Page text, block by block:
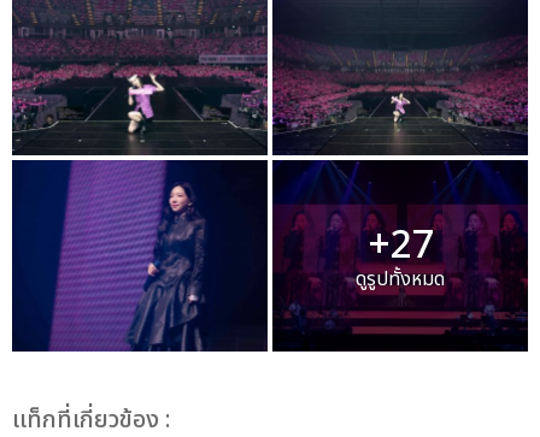
+27
ดูรูปทั้งหมด
เเท็กที่เกี่ยวข้อง :